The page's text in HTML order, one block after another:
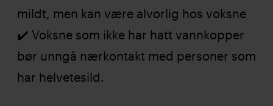
mildt, men kan være alvorlig hos voksne
✔️ Voksne som ikke har hatt vannkopper
bør unngå nærkontakt med personer som
har helvetesild.